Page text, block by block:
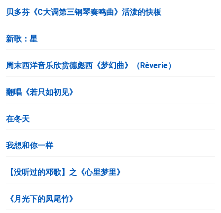
贝多芬《C大调第三钢琴奏鸣曲》活泼的快板
新歌：星
周末西洋音乐欣赏德彪西《梦幻曲》（Rêverie）
翻唱《若只如初见》
在冬天
我想和你一样
【没听过的邓歌】之《心里梦里》
《月光下的凤尾竹》